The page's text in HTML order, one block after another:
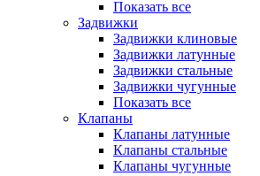
Показать все
Задвижки
Задвижки клиновые
Задвижки латунные
Задвижки стальные
Задвижки чугунные
Показать все
Клапаны
Клапаны латунные
Клапаны стальные
Клапаны чугунные